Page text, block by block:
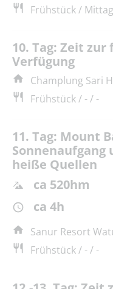
Frühstück /
10. Tag: Zeit zur
Verfügung
Champlung Sari
Frühstück / - / -
11. Tag: Mount
Sonnenaufgang
heiße Quellen
ca 520hm
ca 4h
Sanur Resort
Frühstück / - / -